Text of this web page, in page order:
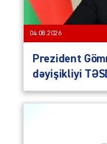
04.08.2026
Prezident
dəyişikliyi